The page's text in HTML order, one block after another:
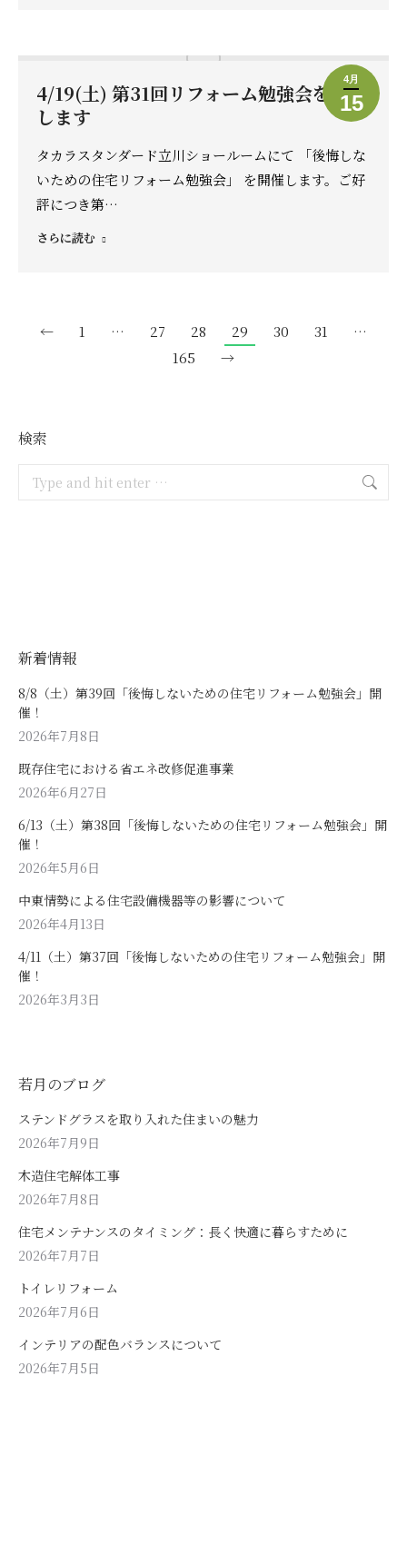
4月
15
4/19(土) 第31回リフォーム勉強会を開催
します
タカラスタンダード立川ショールームにて 「後悔しな
いための住宅リフォーム勉強会」 を開催します。ご好
評につき第…
さらに読む
← 1 … 27 28 29 30 31
…
165
→
検索
新着情報
8/8（土）第39回「後悔しないための住宅リフォーム勉強会」開
催！
2026年7月8日
既存住宅における省エネ改修促進事業
2026年6月27日
6/13（土）第38回「後悔しないための住宅リフォーム勉強会」開
催！
2026年5月6日
中東情勢による住宅設備機器等の影響について
2026年4月13日
4/11（土）第37回「後悔しないための住宅リフォーム勉強会」開
催！
2026年3月3日
若月のブログ
ステンドグラスを取り入れた住まいの魅力
2026年7月9日
木造住宅解体工事
2026年7月8日
住宅メンテナンスのタイミング：長く快適に暮らすために
2026年7月7日
トイレリフォーム
2026年7月6日
インテリアの配色バランスについて
2026年7月5日